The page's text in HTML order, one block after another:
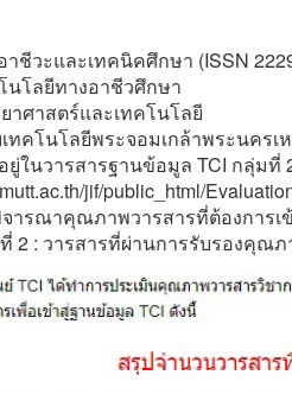
าชีวะและเทคนิคศึกษา (ISSN
นโลยีทางอาชีวศึกษา
าศาสตร์และเทคโนโลยี
ทคโนโลยีพระจอมเกล้าพระนครเ
ยู่ในวารสารฐานข้อมูล TCI กลุ่มที่
jif/public_html/
ารณาคุณภาพวารสารที่ต้องการเ
2 : วารสารที่ผ่านการรับรองคุณ